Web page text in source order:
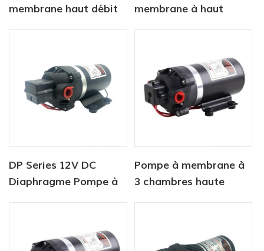
membrane haut débit
membrane à haut
DP Series 12V DC
Diaphragme Pompe à
Pompe à membrane à
3 chambres haute